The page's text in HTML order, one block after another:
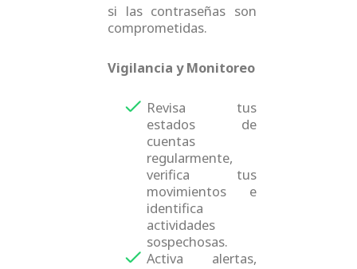
si las contraseñas son
comprometidas.
Vigilancia y Monitoreo
Revisa tus
estados de
cuentas
regularmente,
verifica tus
movimientos e
identifica
actividades
sospechosas.
Activa alertas,